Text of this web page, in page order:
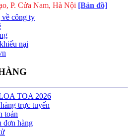
P. Cửa Nam, Hà Nội [Bản đồ]
công ty
nại
TOA 2026
trực tuyến
toán
đơn hàng